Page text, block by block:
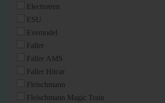
Electrotren
ESU
Evemodel
Faller
Faller AMS
Faller Hitcar
Fleischmann
Fleischmann Magic Train